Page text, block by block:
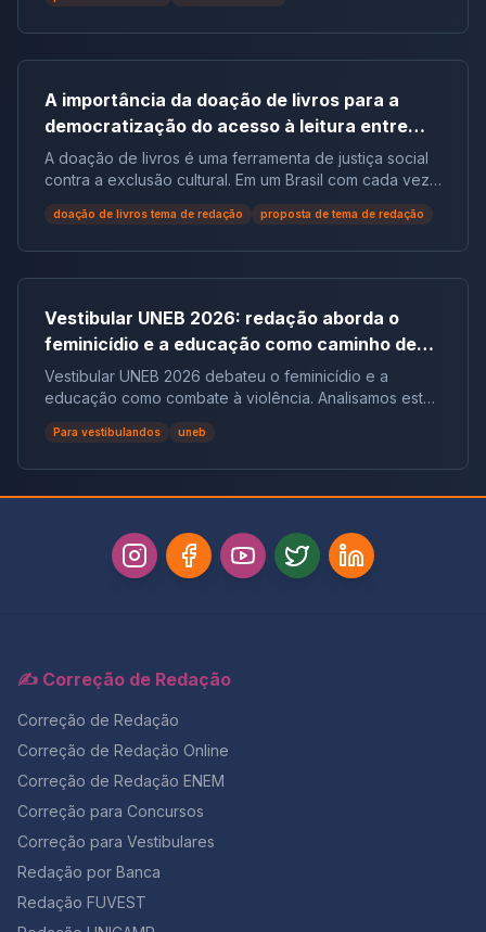
A importância da doação de livros para a
democratização do acesso à leitura entre
populações em situação de vulnerabilidade
social no Brasil | Tema de Redação
A doação de livros é uma ferramenta de justiça social
contra a exclusão cultural. Em um Brasil com cada vez
mais não leitores, ela democratiza o acesso ao
conhecimento e reduz desigualdades.
doação de livros tema de redação proposta de tema de redação
Vestibular UNEB 2026: redação aborda o
feminicídio e a educação como caminho de
combate à violência
Vestibular UNEB 2026 debateu o feminicídio e a
educação como combate à violência. Analisamos este
tema crucial que desafiou milhares e te preparamos
para futuras pautas sociais.
Para vestibulandos uneb
✍️ Correção de Redação
Correção de Redação
Correção de Redação Online
Correção de Redação ENEM
Correção para Concursos
Correção para Vestibulares
Redação por Banca
Redação FUVEST